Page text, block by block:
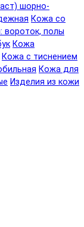
шорно-
Кожа со
вороток, полы
Кожа
Кожа с тиснением
Кожа для
Изделия из кожи